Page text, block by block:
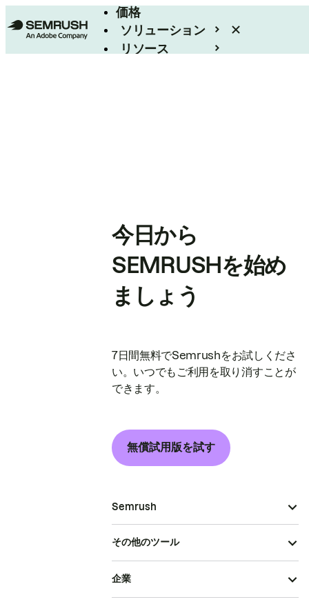
価格
ソリューション
リソース
今日から
SEMRUSHを始め
ましょう
7日間無料でSemrushをお試しくださ
い。いつでもご利用を取り消すことが
できます。
無償試用版を試す
Semrush
その他のツール
企業